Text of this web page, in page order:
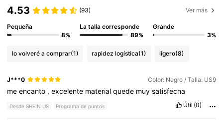
4.53 (93) Ver más
Pequeña
8%
La talla corresponde
89%
Grande
3%
lo volveré a comprar(1) rapidez logística(1) ligero(8)
J***0 Color: Negro / Talla: US9
meencanto ,excelente materialquede muysatisfecha
Desde SHEIN US Programa de puntos Útil (0)